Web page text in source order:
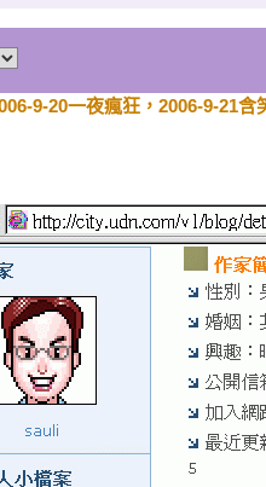
9-20一夜瘋狂，2006-9-21含